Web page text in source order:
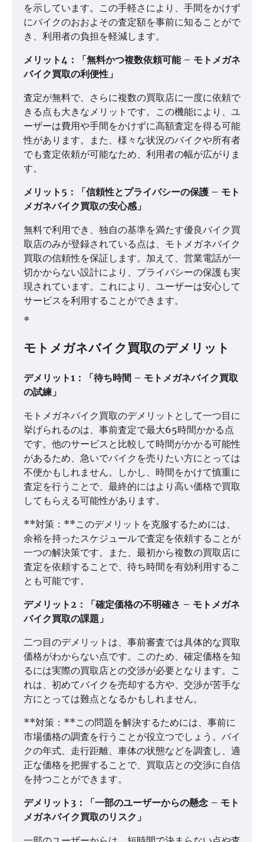
を示しています。この手軽さにより、手間をかけず
にバイクのおおよその査定額を事前に知ることがで
き、利用者の負担を軽減します。
メリット4：「無料かつ複数依頼可能 – モトメガネ
バイク買取の利便性」
査定が無料で、さらに複数の買取店に一度に依頼で
きる点も大きなメリットです。この機能により、ユ
ーザーは費用や手間をかけずに高額査定を得る可能
性があります。また、様々な状況のバイクや所有者
でも査定依頼が可能なため、利用者の幅が広がりま
す。
メリット5：「信頼性とプライバシーの保護 – モト
メガネバイク買取の安心感」
無料で利用でき、独自の基準を満たす優良バイク買
取店のみが登録されている点は、モトメガネバイク
買取の信頼性を保証します。加えて、営業電話が一
切かからない設計により、プライバシーの保護も実
現されています。これにより、ユーザーは安心して
サービスを利用することができます。
*
モトメガネバイク買取のデメリット
デメリット1：「待ち時間 – モトメガネバイク買取
の試練」
モトメガネバイク買取のデメリットとして一つ目に
挙げられるのは、事前査定で最大65時間かかる点
です。他のサービスと比較して時間がかかる可能性
があるため、急いでバイクを売りたい方にとっては
不便かもしれません。しかし、時間をかけて慎重に
査定を行うことで、最終的にはより高い価格で買取
してもらえる可能性があります。
**対策：**このデメリットを克服するためには、
余裕を持ったスケジュールで査定を依頼することが
一つの解決策です。また、最初から複数の買取店に
査定を依頼することで、待ち時間を有効利用するこ
とも可能です。
デメリット2：「確定価格の不明確さ – モトメガネ
バイク買取の課題」
二つ目のデメリットは、事前審査では具体的な買取
価格がわからない点です。このため、確定価格を知
るには実際の買取店との交渉が必要となります。こ
れは、初めてバイクを売却する方や、交渉が苦手な
方にとっては難点となるかもしれません。
**対策：**この問題を解決するためには、事前に
市場価格の調査を行うことが役立つでしょう。バイ
クの年式、走行距離、車体の状態などを調査し、適
正な価格を把握することで、買取店との交渉に自信
を持つことができます。
デメリット3：「一部のユーザーからの懸念 – モト
メガネバイク買取のリスク」